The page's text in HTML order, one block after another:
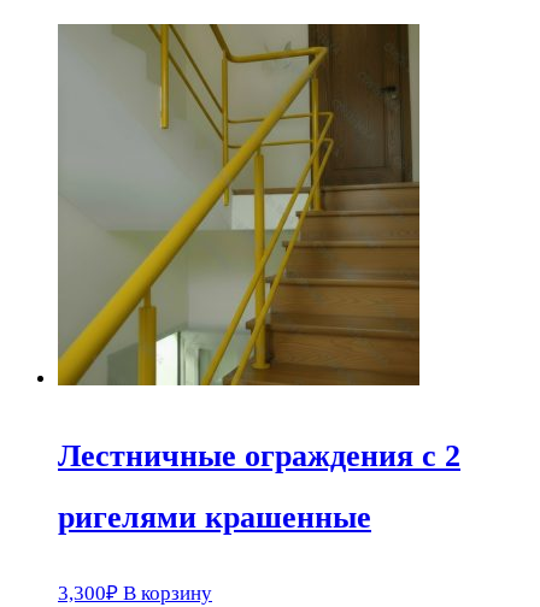
Лестничные ограждения c 2
ригелями крашенные
3,300₽ В корзину